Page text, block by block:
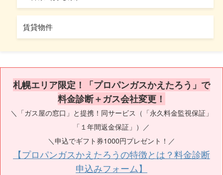
賃貸物件
札幌エリア限定！「プロパンガスかえたろう」で
料金診断＋ガス会社変更！
＼「ガス屋の窓口」と提携！同サービス（「永久料金監視保証」
「１年間返金保証」）／
＼申込でギフト券1000円プレゼント！／
【プロパンガスかえたろうの特徴とは？料金診断
申込みフォーム】